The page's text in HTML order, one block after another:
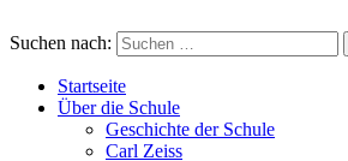
Suchen nach:
Startseite
Über die Schule
Geschichte der Schule
Carl Zeiss